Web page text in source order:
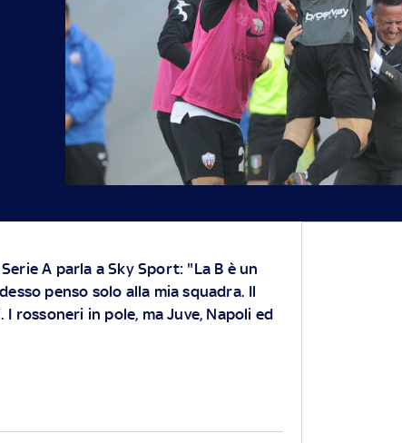
A parla a Sky Sport: "La B è un
penso solo alla mia squadra. Il
rossoneri in pole, ma Juve, Napoli ed